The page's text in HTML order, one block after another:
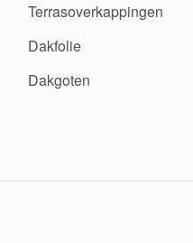
Terrasoverkappingen
Dakfolie
Dakgoten